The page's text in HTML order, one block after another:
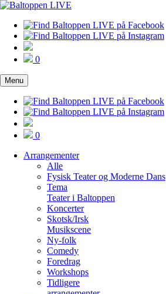
0
Menu
0
Arrangementer
Alle
Fysisk Teater og Moderne Dans
Tema
Teater i Baltoppen
Koncerter
Skotsk/Irsk
Musikscene
Ny-folk
Comedy
Foredrag
Workshops
Tidligere